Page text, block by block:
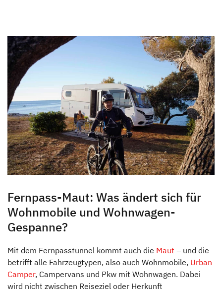
Fernpass-Maut: Was ändert sich für
Wohnmobile und Wohnwagen-
Gespanne?
Mit dem Fernpasstunnel kommt auch die Maut – und die
betrifft alle Fahrzeugtypen, also auch Wohnmobile, Urban
Camper, Campervans und Pkw mit Wohnwagen. Dabei
wird nicht zwischen Reiseziel oder Herkunft